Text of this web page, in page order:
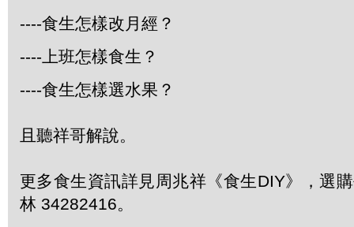
----食生怎樣改月經？
----上班怎樣食生？
----食生怎樣選水果？
且聽祥哥解說。
更多食生資訊詳見周兆祥《食生DIY》，選
林 34282416。